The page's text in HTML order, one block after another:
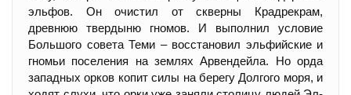
эльфов. Он очистил от скверны Крадрекрам,
древнюю твердыню гномов. И выполнил условие
Большого совета Теми – восстановил эльфийские и
гномьи поселения на землях Арвендейла. Но орда
западных орков копит силы на берегу Долгого моря, и